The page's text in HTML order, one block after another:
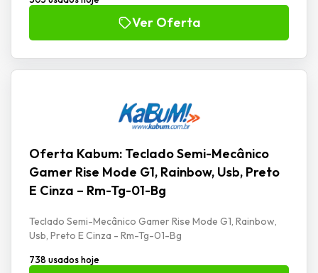
Ver Oferta
Oferta Kabum: Teclado Semi-Mecânico
Gamer Rise Mode G1, Rainbow, Usb, Preto
E Cinza – Rm-Tg-01-Bg
Teclado Semi-Mecânico Gamer Rise Mode G1, Rainbow,
Usb, Preto E Cinza - Rm-Tg-01-Bg
738 usados hoje